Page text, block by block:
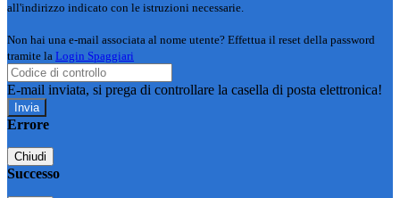
all'indirizzo indicato con le istruzioni necessarie.
Non hai una e-mail associata al nome utente? Effettua il reset della password
tramite la Login Spaggiari
E-mail inviata, si prega di controllare la casella di posta elettronica!
Errore
Chiudi
Successo